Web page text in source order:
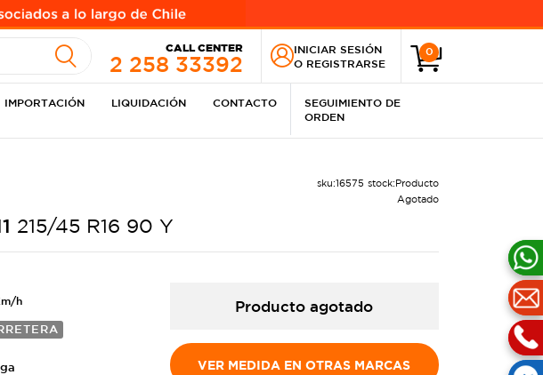
CALL CENTER
2 258 33392
INICIAR SESIÓN
O REGISTRARSE
0
IMPORTACIÓN LIQUIDACIÓN CONTACTO
SEGUIMIENTO DE
ORDEN
sku:16575 stock:Producto
Agotado
215/45 R16 90 Y
h Producto agotado
VER MEDIDA EN OTRAS MARCAS